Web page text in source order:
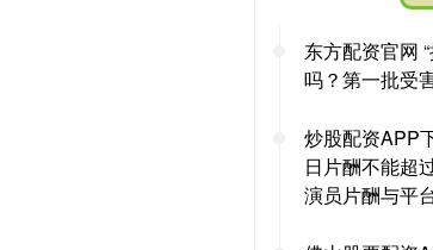
东方配资官网
吗？第一批
炒股配资APP
日片酬不能超
演员片酬与平